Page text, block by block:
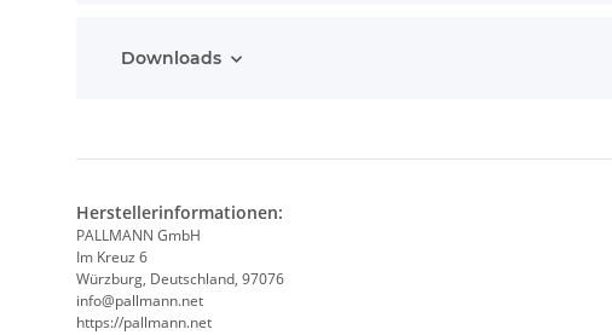
Downloads
Herstellerinformationen:
PALLMANN GmbH
Im Kreuz 6
Würzburg, Deutschland, 97076
info@pallmann.net
https://pallmann.net